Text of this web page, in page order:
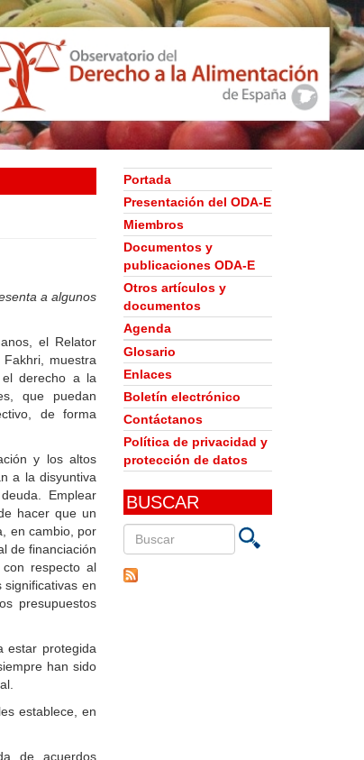
a algunos
el Relator
muestra
derecho a la
que puedan
de forma
y los altos
a la disyuntiva
Emplear
hacer que un
en cambio, por
de financiación
respecto al
en
presupuestos
estar protegida
han sido
establece, en
de acuerdos
Portada
Presentación del ODA-E
Miembros
Documentos y
publicaciones ODA-E
Otros artículos y
documentos
Agenda
Glosario
Enlaces
Boletín electrónico
Contáctanos
Política de privacidad y
protección de datos
BUSCAR
en